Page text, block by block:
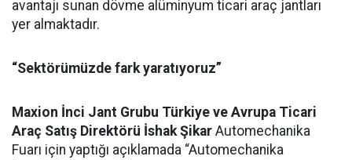
avantajı sunan dövme alüminyum ticari araç jantları
yer almaktadır.
“Sektörümüzde fark yaratıyoruz”
Maxion İnci Jant Grubu Türkiye ve Avrupa Ticari
Araç Satış Direktörü İshak Şikar Automechanika
Fuarı için yaptığı açıklamada “Automechanika